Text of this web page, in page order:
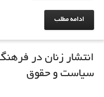
ادامه مطلب
انتشار زنان در
سیاست و حقوق